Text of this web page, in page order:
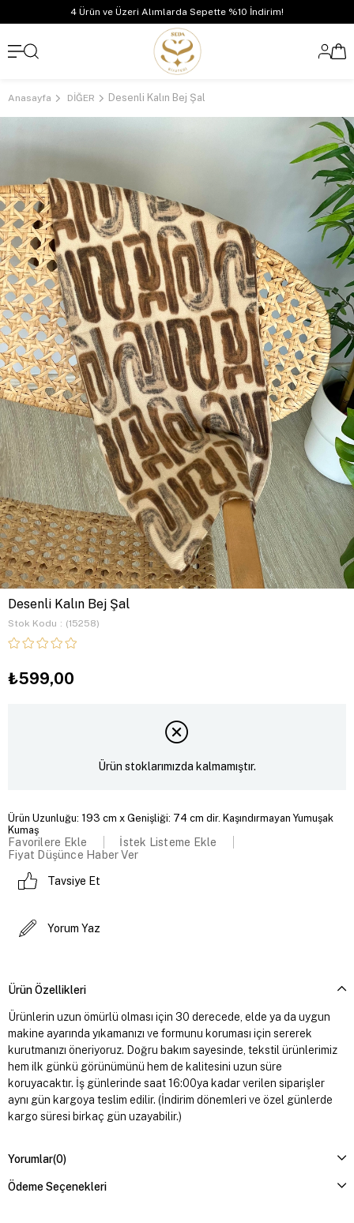
4 Ürün ve Üzeri Alımlarda Sepette %10 İndirim!
Anasayfa DİĞER Desenli Kalın Bej Şal
Desenli Kalın Bej Şal
Stok Kodu (15258)
₺599,00
Ürün stoklarımızda kalmamıştır.
Ürün Uzunluğu: 193 cm x Genişliği: 74 cm dir. Kaşındırmayan Yumuşak
Kumaş
Favorilere Ekle
İstek Listeme Ekle
Fiyat Düşünce Haber Ver
Tavsiye Et
Yorum Yaz
Ürün Özellikleri
Ürünlerin uzun ömürlü olması için 30 derecede, elde ya da uygun
makine ayarında yıkamanızı ve formunu koruması için sererek
kurutmanızı öneriyoruz. Doğru bakım sayesinde, tekstil ürünlerimiz
hem ilk günkü görünümünü hem de kalitesini uzun süre
koruyacaktır. İş günlerinde saat 16:00ya kadar verilen siparişler
aynı gün kargoya teslim edilir. (İndirim dönemleri ve özel günlerde
kargo süresi birkaç gün uzayabilir.)
Yorumlar(0)
Ödeme Seçenekleri